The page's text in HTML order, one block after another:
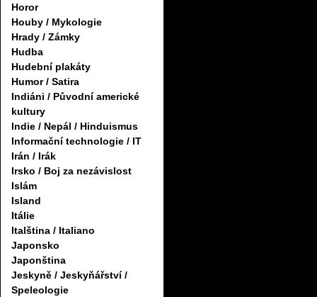
Horor
Houby / Mykologie
Hrady / Zámky
Hudba
Hudební plakáty
Humor / Satira
Indiáni / Původní americké
kultury
Indie / Nepál / Hinduismus
Informační technologie / IT
Irán / Irák
Irsko / Boj za nezávislost
Islám
Island
Itálie
Italština / Italiano
Japonsko
Japonština
Jeskyně / Jeskyňářství /
Speleologie